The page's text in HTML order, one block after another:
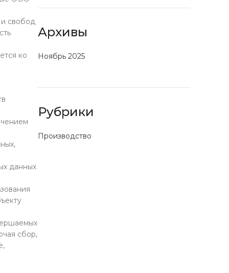
с 1905 года
у менеджера
и свобод
ко
данных
сбор,
Архивы
Ноябрь 2025
Рубрики
Производство